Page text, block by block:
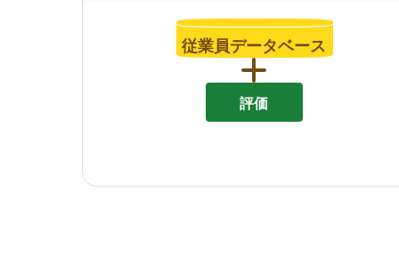
従業員データベース
評価